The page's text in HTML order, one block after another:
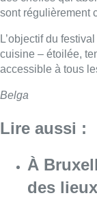
sont régulièrement
L’objectif du
cuisine – étoilée,
accessible à tous
Belga
Lire aussi :
À
des